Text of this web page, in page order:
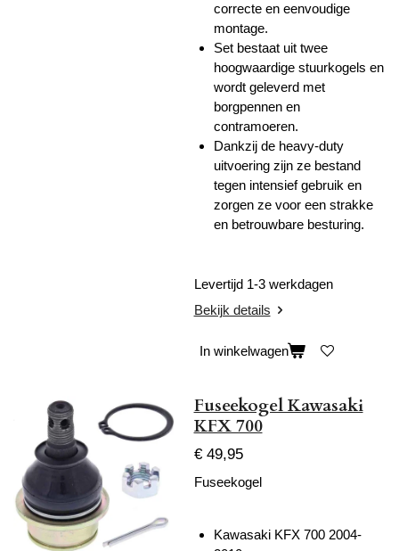
correcte en eenvoudige
montage.
Set bestaat uit twee
hoogwaardige stuurkogels en
wordt geleverd met
borgpennen en
contramoeren.
Dankzij de heavy-duty
uitvoering zijn ze bestand
tegen intensief gebruik en
zorgen ze voor een strakke
en betrouwbare besturing.
Levertijd 1-3 werkdagen
Bekijk details
In winkelwagen
Fuseekogel Kawasaki
KFX 700
€ 49,95
Fuseekogel
Kawasaki KFX 700 2004-